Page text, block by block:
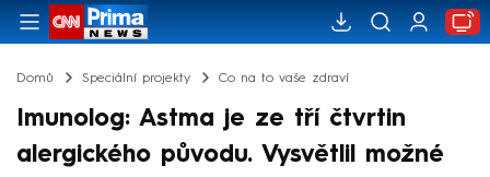
Domů Speciální projekty Co na to vaše zdraví
Imunolog: Astma je ze tří čtvrtin
alergického původu. Vysvětlil možné